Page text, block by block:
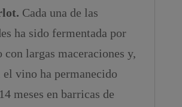
Cada una de las
ha sido fermentada por
con largas maceraciones y,
el vino ha permanecido
meses en barricas de